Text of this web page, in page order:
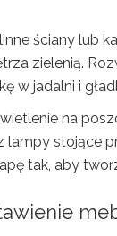
ściany lub
zielenią.
w jadalni i
na
lampy stojące
tak, aby